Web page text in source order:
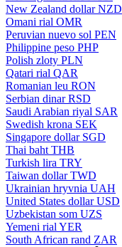
New Zealand dollar NZD
Omani rial OMR
Peruvian nuevo sol PEN
Philippine peso PHP
Polish zloty PLN
Qatari rial QAR
Romanian leu RON
Serbian dinar RSD
Saudi Arabian riyal SAR
Swedish krona SEK
Singapore dollar SGD
Thai baht THB
Turkish lira TRY
Taiwan dollar TWD
Ukrainian hryvnia UAH
United States dollar USD
Uzbekistan som UZS
Yemeni rial YER
South African rand ZAR